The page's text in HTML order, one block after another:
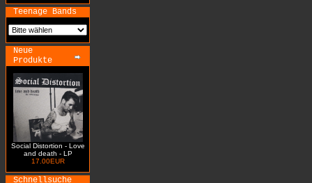
Teenage Bands
Neue
Produkte
Social Distortion - Love
and death - LP
17.00EUR
Schnellsuche